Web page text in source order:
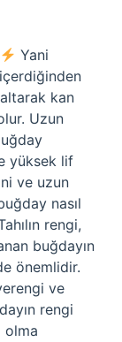
Yani
kan
Uzun
yüksek lif
ve uzun
nasıl
rengi,
buğdayın
önemlidir.
ve
rengi
olma